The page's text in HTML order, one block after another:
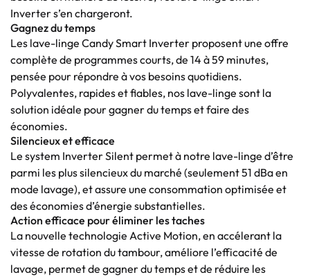
Inverter s’en chargeront.
Gagnez du temps
Les lave-linge Candy Smart Inverter proposent une offre
complète de programmes courts, de 14 à 59 minutes,
pensée pour répondre à vos besoins quotidiens.
Polyvalentes, rapides et fiables, nos lave-linge sont la
solution idéale pour gagner du temps et faire des
économies.
Silencieux et efficace
Le system Inverter Silent permet à notre lave-linge d’être
parmi les plus silencieux du marché (seulement 51 dBa en
mode lavage), et assure une consommation optimisée et
des économies d’énergie substantielles.
Action efficace pour éliminer les taches
La nouvelle technologie Active Motion, en accélerant la
vitesse de rotation du tambour, améliore l’efficacité de
lavage, permet de gagner du temps et de réduire les